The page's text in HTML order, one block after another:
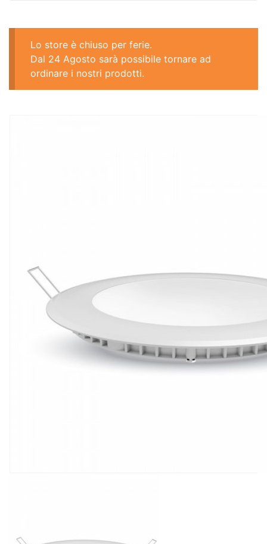
Lo store è chiuso per ferie.
Dal 24 Agosto sarà possibile tornare ad
ordinare i nostri prodotti.